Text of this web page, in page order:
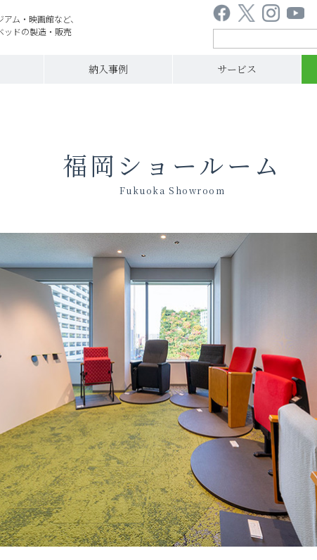
ム・映画館など、
ッドの製造・販売
納入事例 サービス
福岡ショールーム
Fukuoka Showroom